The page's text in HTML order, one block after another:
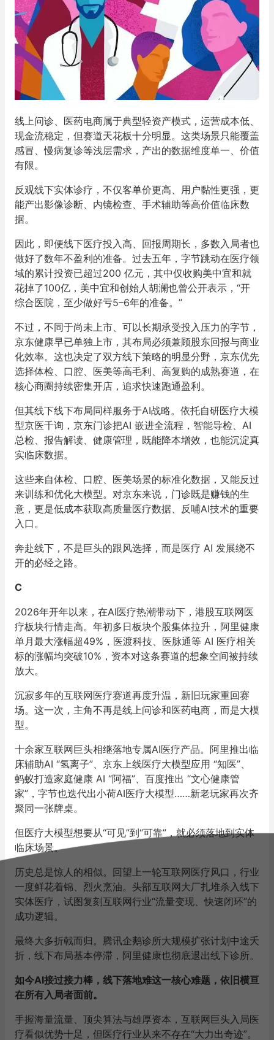
线上问诊、医药电商属于典型轻资产模式，运营成本低、
现金流稳定，但赛道天花板十分明显。这类场景只能覆盖
感冒、慢病复诊等浅层需求，产出的数据维度单一、价值
有限。
反观线下实体诊疗，不仅客单价更高、用户黏性更强，更
能产出影像诊断、内镜检查、手术辅助等高价值临床数
据。
因此，即便线下医疗投入高、回报周期长，多数入局者也
做好了数年不盈利的准备。过去五年，字节跳动在医疗领
域的累计投资已超过200 亿元，其中仅收购美中宜和就
花掉了100亿，美中宜和创始人胡澜也曾公开表示，“开
综合医院，至少做好亏5–6年的准备。”
不过，不同于尚未上市、可以长期承受投入压力的字节，
京东健康早已单独上市，其布局必须兼顾股东回报与商业
化效率。这也决定了双方线下策略的明显分野，京东优先
选择体检、口腔、医美等高毛利、高复购的成熟赛道，在
核心商圈持续密集开店，追求快速跑通盈利。
但其线下线下布局同样服务于AI战略。依托自研医疗大模
型京医千询，京东门诊把AI 嵌进全流程，智能导检、AI
总检、报告解读、健康管理，既能降本增效，也能沉淀真
实临床数据。
这些来自体检、口腔、医美场景的标准化数据，又能反过
来训练和优化大模型。对京东来说，门诊既是赚钱的生
意，更是低成本获取高质量医疗数据、反哺AI技术的重要
入口。
奔赴线下，不是巨头的跟风选择，而是医疗 AI 发展绕不
开的必经之路。
C
2026年开年以来，在AI医疗热潮带动下，港股互联网医
疗板块行情走高。年初多日板块个股集体拉升，阿里健康
单月最大涨幅超49%，医渡科技、医脉通等 AI 医疗相关
标的涨幅均突破10%，资本对这条赛道的想象空间被持续
放大。
沉寂多年的互联网医疗赛道再度升温，新旧玩家重回赛
场。这一次，主角不再是线上问诊和医药电商，而是大模
型。
十余家互联网巨头相继落地专属AI医疗产品。阿里推出临
床辅助AI “氢离子”、京东上线医疗大模型应用 “知医”、
蚂蚁打造家庭健康 AI “阿福”、百度推出 “文心健康管
家”，字节也迭代出小荷AI医疗大模型……新老玩家再次齐
聚同一张牌桌。
但医疗大模型想要从“可见”到“可靠”，就必须落地到实体
临床场景。
历史总是惊人的相似。回望上一轮互联网医疗风口，行业
一度鲜花着锦、烈火烹油。头部互联网大厂扎堆杀入线下
实体医疗，试图复刻互联网行业“流量变现、快速闭环”的
成功逻辑。
最终大多折戟而归。腾讯企鹅诊所大规模扩张计划中途夭
折，线下布局基本停滞，阿里健康也彻底退出线下诊所。
如今AI接过接力棒，线下落地难这一核心难题，依旧横亘
在所有入局者面前。
手握海量流量、顶尖算法与雄厚资本，互联网巨头入局医
疗看似优势十足，但医疗行业从来不存在“大力出奇迹”。